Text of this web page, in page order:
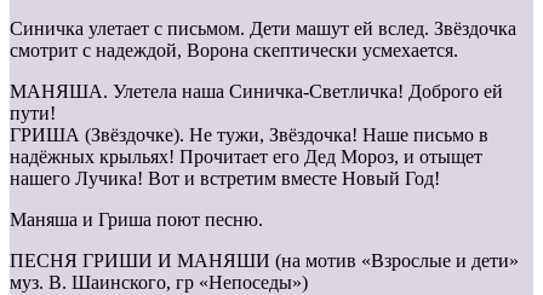
Синичка улетает с письмом. Дети машут ей вслед. Звёздочка
смотрит с надеждой, Ворона скептически усмехается.
МАНЯША. Улетела наша Синичка-Светличка! Доброго ей
пути!
ГРИША (Звёздочке). Не тужи, Звёздочка! Наше письмо в
надёжных крыльях! Прочитает его Дед Мороз, и отыщет
нашего Лучика! Вот и встретим вместе Новый Год!
Маняша и Гриша поют песню.
ПЕСНЯ ГРИШИ И МАНЯШИ (на мотив «Взрослые и дети»
муз. В. Шаинского, гр «Непоседы»)